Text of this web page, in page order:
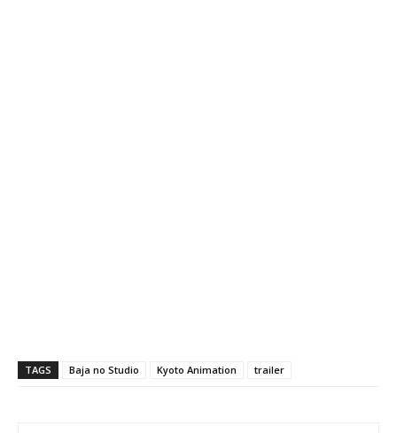
TAGS Baja no Studio Kyoto Animation trailer